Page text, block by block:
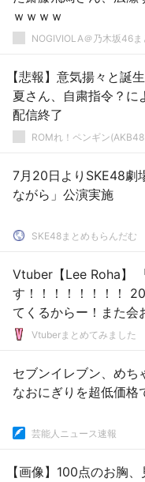
ｗｗｗｗ
NOGIVIOLA＠乃木坂46ま
【悲報】意気揚々と誕
夏さん、自粛指令？に
配信終了
ROMれ！ペンギン
7月20日よりSKE48劇
ながら」公演実施
SKE48まとめもらんだむ
Vtuber【Lee Roha】
す！！！！！！！！
てくるからー！また会
い←めっちゃ長い休止
Vtuberまとめてみました
セブンイレブン、めち
なおにぎりを超低価格
芸能人ニュース速報
【画像】100点のお胸